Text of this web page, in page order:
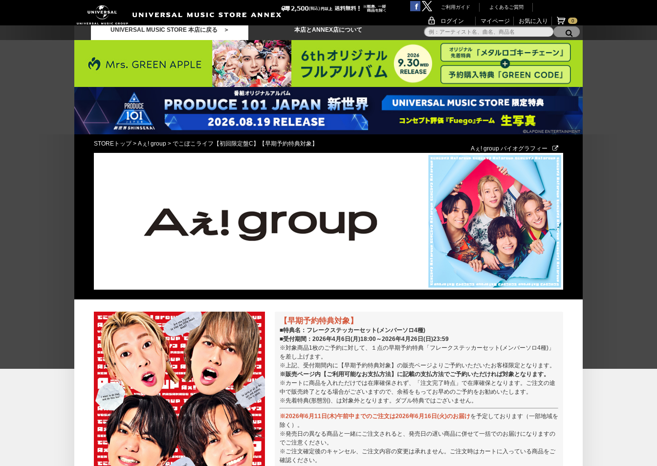
ご利用ガイド よくあるご質問
ログイン マイページ お気に入り 0
UNIVERSAL MUSIC STORE 本店に戻る ＞ 本店とANNEX店について
STOREトップ> Aぇ! group > でこぼこライフ【初回限定盤C】【早期予約特典対象】
Aぇ! group バイオグラフィー
【早期予約特典対象】
■特典名：フレークステッカーセット(メンバーソロ4種)
■受付期間：2026年4月6日(月)18:00～2026年4月26日(日)23:59
※対象商品1枚のご予約に対して、１点の早期予約特典「フレークステッカーセット(メンバーソロ4種)」
を差し上げます。
※上記、受付期間内に【早期予約特典対象】の販売ページよりご予約いただいたお客様限定となります。
※販売ページ内【ご利用可能なお支払方法】に記載の支払方法でご予約いただければ対象となります。
※カートに商品を入れただけでは在庫確保されず、「注文完了時点」で在庫確保となります。ご注文の途
中で販売終了となる場合がございますので、余裕をもってお早めのご予約をお勧めいたします。
※先着特典(形態別)、は対象外となります。ダブル特典ではございません。
※2026年6月11日(木)午前中までのご注文は2026年6月16日(火)のお届けを予定しております（一部地域を
除く）。
※発売日の異なる商品と一緒にご注文されると、発売日の遅い商品に併せて一括でのお届けになりますの
でご注意ください。
※ご注文確定後のキャンセル、ご注文内容の変更は承れません。ご注文時はカートに入っている商品をご
確認ください。